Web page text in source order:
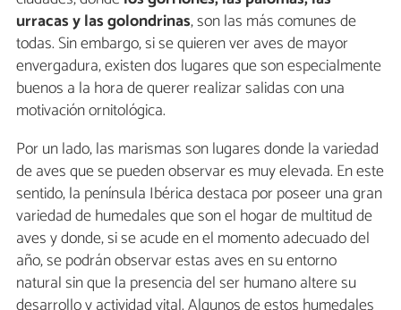
urracas y las golondrinas, son las más comunes de
todas. Sin embargo, si se quieren ver aves de mayor
envergadura, existen dos lugares que son especialmente
buenos a la hora de querer realizar salidas con una
motivación ornitológica.
Por un lado, las marismas son lugares donde la variedad
de aves que se pueden observar es muy elevada. En este
sentido, la península Ibérica destaca por poseer una gran
variedad de humedales que son el hogar de multitud de
aves y donde, si se acude en el momento adecuado del
año, se podrán observar estas aves en su entorno
natural sin que la presencia del ser humano altere su